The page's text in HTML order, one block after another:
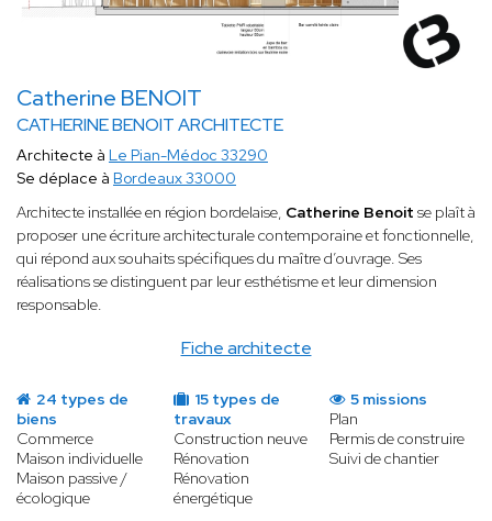
Catherine BENOIT
CATHERINE BENOIT ARCHITECTE
Fiche architecte
Architecte à Le Pian-Médoc 33290
Se déplace à Bordeaux 33000
Architecte installée en région bordelaise, Catherine Benoit se plaît à
proposer une écriture architecturale contemporaine et fonctionnelle,
qui répond aux souhaits spécifiques du maître d’ouvrage. Ses
réalisations se distinguent par leur esthétisme et leur dimension
responsable.
24 types de
biens
Commerce
Maison individuelle
Maison passive /
écologique
15 types de
travaux
Construction neuve
Rénovation
Rénovation
énergétique
5 missions
Plan
Permis de construire
Suivi de chantier